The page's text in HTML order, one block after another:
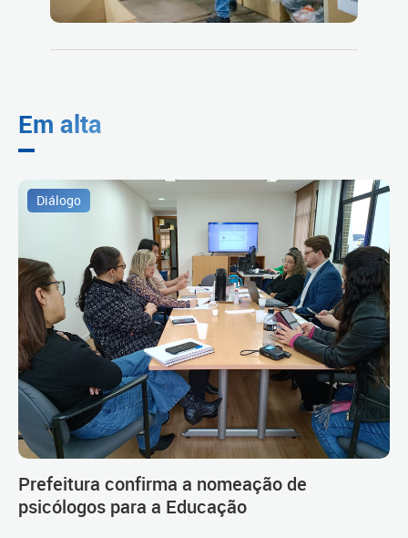
Em alta
Diálogo
Prefeitura confirma a nomeação de
psicólogos para a Educação